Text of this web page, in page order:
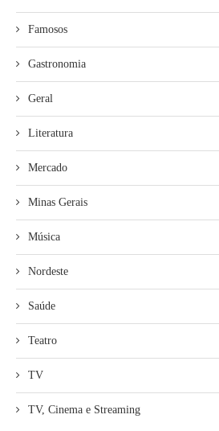
Famosos
Gastronomia
Geral
Literatura
Mercado
Minas Gerais
Música
Nordeste
Saúde
Teatro
TV
TV, Cinema e Streaming